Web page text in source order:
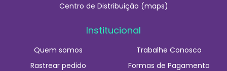
Centro de Distribuição (maps)
Institucional
Quem somos
Rastrear pedido
Trabalhe Conosco
Formas de Pagamento